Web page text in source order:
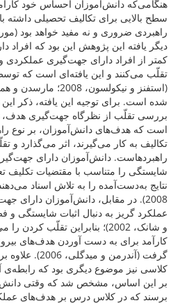
هنگامی‌که دانش‌آموزان احساس خود
سطح بالایی برای تکالیف تحصیلی داشته
دیگر یافته این پژوهش این بود که
کمتر از افراد دارای جهت‌گیری عملکردی
تقلّب می‌کنند و این یافته‌ای است که
شده است. برای توجیه این یافته، ذکر
بررسی تقلّب از نظر‌گاه جهت‌گیری هدف،
است که هدف‌های دانش‌آموزان، بر نوع
تکالیف به کار می‌گیرند، اثر می‌گذارد و
راهبردهاست. دانش‌آموزان دارای
شایستگی را متناسب با مقتضیات تکلیف
نتایج به‌دست‌آمده را به تلاش اسناد می‌دهند
2008). در مقابل، دانش‌آموزان دارای
عملکرد گریز به دنبال اثبات شایستگی و
و شانک، 2002)؛ بنابراین تقلّب
کارآمد برای به دست آوردن هدف‌های
گرفت (آندرمن و
کلاسی نیز موضوع دیگری بود که
بر این اساس، مشخص شد که وقتی
برسند که در کلاس درس بر هدف‌های